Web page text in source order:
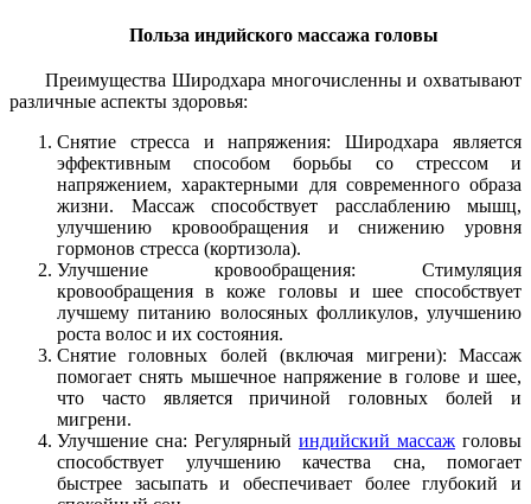
Польза индийского массажа головы
Преимущества Широдхара многочисленны и охватывают
различные аспекты здоровья:
Снятие стресса и напряжения: Широдхара является
эффективным способом борьбы со стрессом и
напряжением, характерными для современного образа
жизни. Массаж способствует расслаблению мышц,
улучшению кровообращения и снижению уровня
гормонов стресса (кортизола).
Улучшение кровообращения: Стимуляция
кровообращения в коже головы и шее способствует
лучшему питанию волосяных фолликулов, улучшению
роста волос и их состояния.
Снятие головных болей (включая мигрени): Массаж
помогает снять мышечное напряжение в голове и шее,
что часто является причиной головных болей и
мигрени.
Улучшение сна: Регулярный индийский массаж головы
способствует улучшению качества сна, помогает
быстрее засыпать и обеспечивает более глубокий и